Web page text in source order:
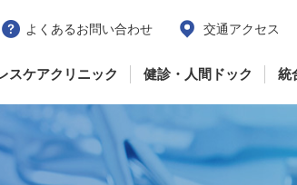
よくあるお問い合わせ 交通アクセス
スケアクリニック 健診・人間ドック 統